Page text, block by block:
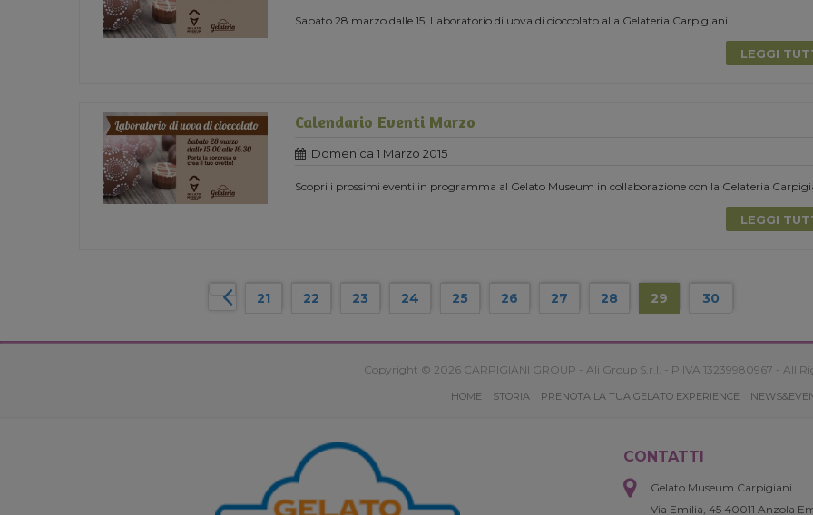
Sabato 28 marzo dalle 15, Laboratorio di uova di cioccolato alla Gelateria Carpigiani
LEGGI
Calendario Eventi Marzo
Domenica 1 Marzo 2015
Scopri i prossimi eventi in programma al Gelato Museum in collaborazione con la Gelateria
LEGGI
21 22 23 24 25 26 27 28 29 30
Copyright © 2026 CARPIGIANI GROUP - Ali Group S.r.l. - P.IVA 13239980967 - All
HOME STORIA PRENOTA LA TUA GELATO EXPERIENCE
CONTATTI
Gelato Museum Carpigiani
Via Emilia, 45 40011 Anzola